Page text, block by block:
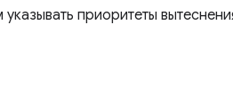
приоритеты